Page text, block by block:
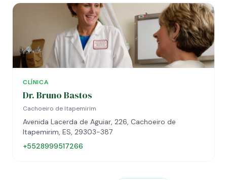
CLÍNICA
Dr. Bruno Bastos
Cachoeiro de Itapemirim
Avenida Lacerda de Aguiar, 226, Cachoeiro de
Itapemirim, ES, 29303-387
+5528999517266